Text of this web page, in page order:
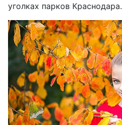
уголках парков Краснодара.